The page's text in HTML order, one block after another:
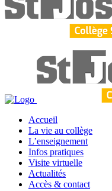
Accueil
La vie au collège
L’enseignement
Infos pratiques
Visite virtuelle
Actualités
Accès & contact